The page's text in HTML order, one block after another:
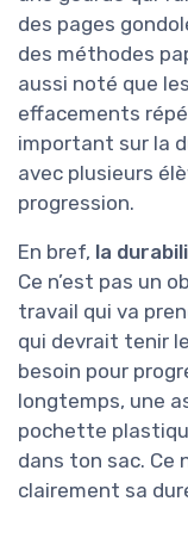
des pages
des méthodes
aussi noté que
effacements
important sur la
avec plusieurs
progression.
En bref, la
Ce n’est pas un
travail qui va
qui devrait tenir
besoin pour
longtemps, une
pochette
dans ton sac. Ce
clairement sa